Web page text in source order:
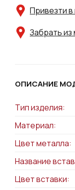
Привезти в
Забрать из
ОПИСАНИЕ
Тип изделия:
Материал:
Цвет металла:
Название
Цвет вставки: